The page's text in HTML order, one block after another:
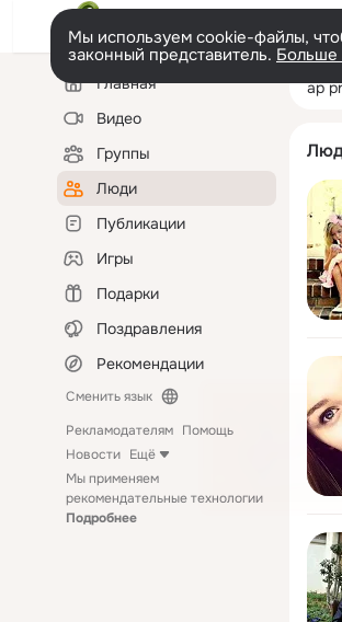
Мы используем cookie-файлы,
законный представитель. Больше
Левая
колонкаГлавная
Видео
Группы
Люди
Публикации
Игры
Подарки
Поздравления
Рекомендации
Сменить язык
Рекламодателям Помощь
Новости Ещё
Мы применяем
рекомендательные технологии
Подробнее
ap